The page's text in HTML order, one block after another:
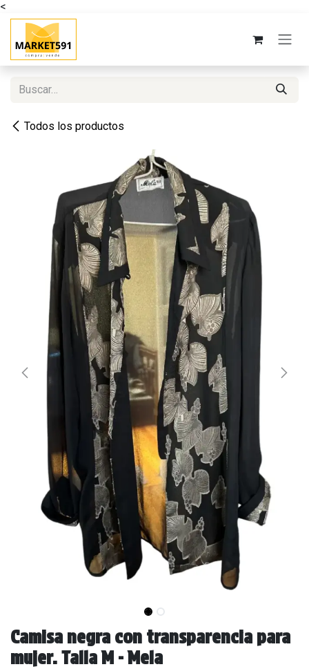
<
Ir al contenido
Todos los productos
Camisa negra con transparencia para
mujer. Talla M - Mela